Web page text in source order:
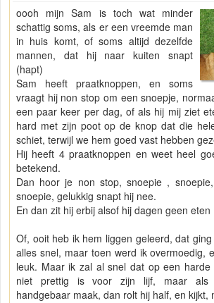
oooh mijn Sam is toch wat minder
schattig soms, als er een vreemde man
in huis komt, of soms altijd dezelfde
mannen, dat hij naar kuiten snapt
(hapt)
Sam heeft praatknoppen, en soms
vraagt hij non stop om een snoepje,
een paar keer per dag, of als hij mij ziet
hard met zijn poot op de knop dat die
schiet, terwijl we hem goed vast hebben
Hij heeft 4 praatknoppen en weet heel
betekend.
Dan hoor je non stop, snoepie ,
snoepie, gelukkig snapt hij nee.
En dan zit hij erbij alsof hij dagen geen
Of, ooit heb ik hem liggen geleerd, dat
alles snel, maar toen werd ik overmoedig,
leuk. Maar ik zal al snel dat op een harde
niet prettig is voor zijn lijf, maar als
handgebaar maak, dan rolt hij half, en kijkt,